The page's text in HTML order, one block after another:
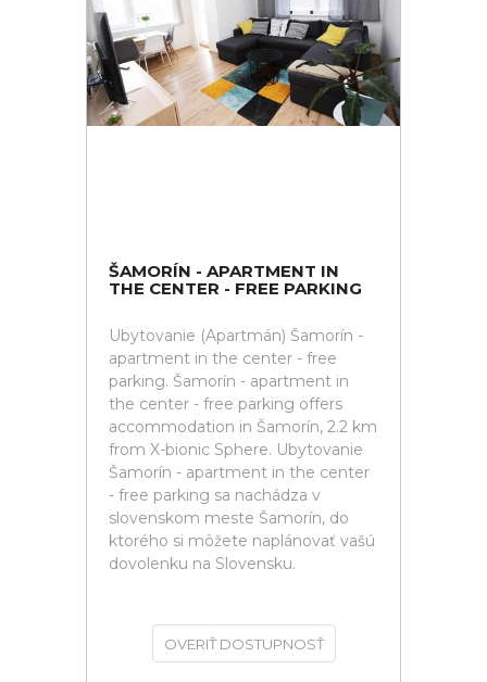
ŠAMORÍN - APARTMENT IN
THE CENTER - FREE PARKING
Ubytovanie (Apartmán) Šamorín -
apartment in the center - free
parking. Šamorín - apartment in
the center - free parking offers
accommodation in Šamorín, 2.2 km
from X-bionic Sphere. Ubytovanie
Šamorín - apartment in the center
- free parking sa nachádza v
slovenskom meste Šamorín, do
ktorého si môžete naplánovať vašú
dovolenku na Slovensku.
OVERIŤ DOSTUPNOSŤ